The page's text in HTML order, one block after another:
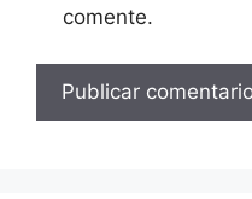
comente.